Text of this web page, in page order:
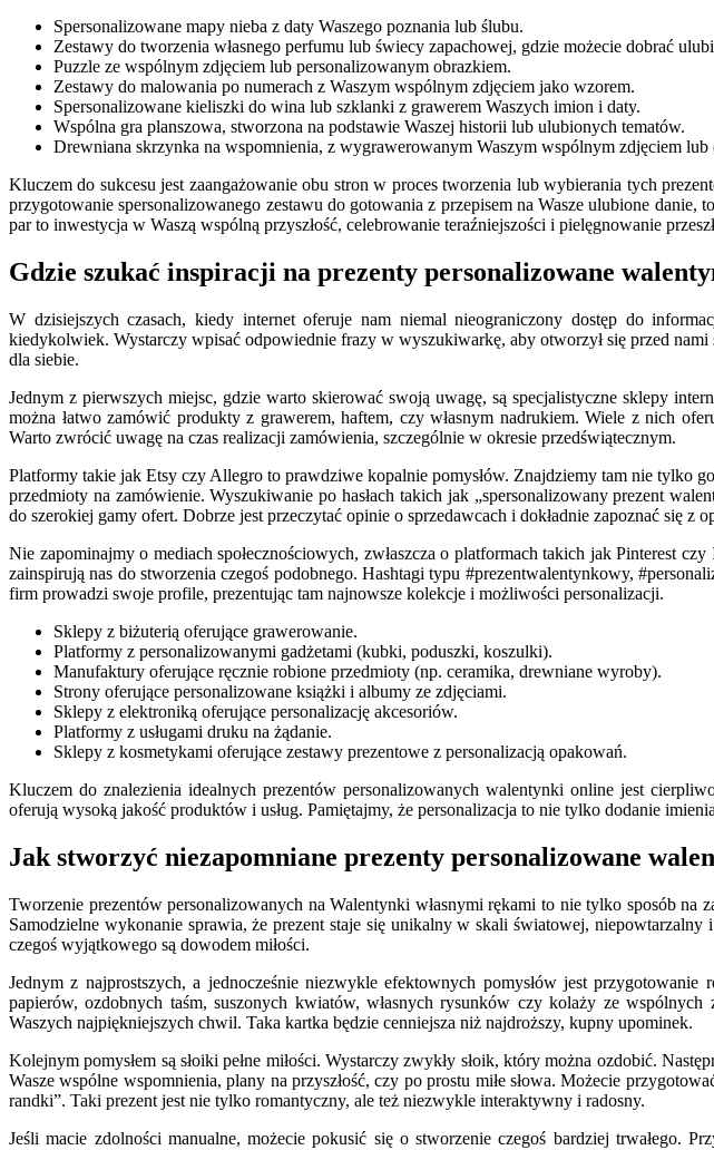
Spersonalizowane mapy nieba z daty Waszego poznania lub ślubu.
Zestawy do tworzenia własnego perfumu lub świecy zapachowej, gdzie możecie dobrać
Puzzle ze wspólnym zdjęciem lub personalizowanym obrazkiem.
Zestawy do malowania po numerach z Waszym wspólnym zdjęciem jako wzorem.
Spersonalizowane kieliszki do wina lub szklanki z grawerem Waszych imion i daty.
Wspólna gra planszowa, stworzona na podstawie Waszej historii lub ulubionych tematów.
Drewniana skrzynka na wspomnienia, z wygrawerowanym Waszym wspólnym zdjęciem lub
Kluczem do sukcesu jest zaangażowanie obu stron w proces tworzenia lub wybierania tych
przygotowanie spersonalizowanego zestawu do gotowania z przepisem na Wasze ulubione
par to inwestycja w Waszą wspólną przyszłość, celebrowanie teraźniejszości i pielęgnowanie
Gdzie szukać inspiracji na prezenty personalizowane
W dzisiejszych czasach, kiedy internet oferuje nam niemal nieograniczony dostęp do
kiedykolwiek. Wystarczy wpisać odpowiednie frazy w wyszukiwarkę, aby otworzył się przed
dla siebie.
Jednym z pierwszych miejsc, gdzie warto skierować swoją uwagę, są specjalistyczne sklepy
można łatwo zamówić produkty z grawerem, haftem, czy własnym nadrukiem. Wiele z nich
Warto zwrócić uwagę na czas realizacji zamówienia, szczególnie w okresie przedświątecznym.
Platformy takie jak Etsy czy Allegro to prawdziwe kopalnie pomysłów. Znajdziemy tam nie tylko
przedmioty na zamówienie. Wyszukiwanie po hasłach takich jak „spersonalizowany prezent
do szerokiej gamy ofert. Dobrze jest przeczytać opinie o sprzedawcach i dokładnie zapoznać się z
Nie zapominajmy o mediach społecznościowych, zwłaszcza o platformach takich jak Pinterest
zainspirują nas do stworzenia czegoś podobnego. Hashtagi typu #prezentwalentynkowy,
firm prowadzi swoje profile, prezentując tam najnowsze kolekcje i możliwości personalizacji.
Sklepy z biżuterią oferujące grawerowanie.
Platformy z personalizowanymi gadżetami (kubki, poduszki, koszulki).
Manufaktury oferujące ręcznie robione przedmioty (np. ceramika, drewniane wyroby).
Strony oferujące personalizowane książki i albumy ze zdjęciami.
Sklepy z elektroniką oferujące personalizację akcesoriów.
Platformy z usługami druku na żądanie.
Sklepy z kosmetykami oferujące zestawy prezentowe z personalizacją opakowań.
Kluczem do znalezienia idealnych prezentów personalizowanych walentynki online jest
oferują wysoką jakość produktów i usług. Pamiętajmy, że personalizacja to nie tylko dodanie
Jak stworzyć niezapomniane prezenty personalizowane
Tworzenie prezentów personalizowanych na Walentynki własnymi rękami to nie tylko sposób na
Samodzielne wykonanie sprawia, że prezent staje się unikalny w skali światowej,
czegoś wyjątkowego są dowodem miłości.
Jednym z najprostszych, a jednocześnie niezwykle efektownych pomysłów jest
papierów, ozdobnych taśm, suszonych kwiatów, własnych rysunków czy kolaży ze
Waszych najpiękniejszych chwil. Taka kartka będzie cenniejsza niż najdroższy, kupny upominek.
Kolejnym pomysłem są słoiki pełne miłości. Wystarczy zwykły słoik, który można ozdobić.
Wasze wspólne wspomnienia, plany na przyszłość, czy po prostu miłe słowa. Możecie
randki”. Taki prezent jest nie tylko romantyczny, ale też niezwykle interaktywny i radosny.
Jeśli macie zdolności manualne, możecie pokusić się o stworzenie czegoś bardziej trwałego.